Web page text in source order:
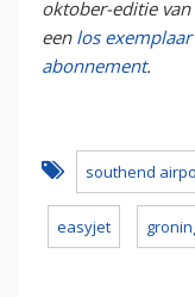
oktober-editie
een los exemplaar
abonnement.
southend
easyjet